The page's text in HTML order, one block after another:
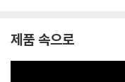
제품 속으로